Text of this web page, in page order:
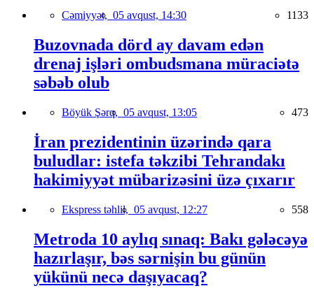
Cəmiyyət, 05 avqust, 14:30 1133
Buzovnada dörd ay davam edən
drenaj işləri ombudsmana müraciətə
səbəb olub
Böyük Şərq, 05 avqust, 13:05 473
İran prezidentinin üzərində qara
buludlar: istefa təkzibi Tehrandakı
hakimiyyət mübarizəsini üzə çıxarır
Ekspress təhlil, 05 avqust, 12:27 558
Metroda 10 aylıq sınaq: Bakı gələcəyə
hazırlaşır, bəs sərnişin bu günün
yükünü necə daşıyacaq?